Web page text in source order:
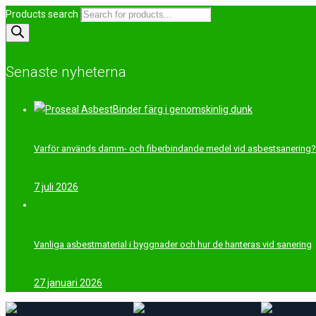
Products search
Senaste nyheterna
Varför används damm- och fiberbindande medel vid
7 juli 2026
Vanliga asbestmaterial i byggnader och hur de hanteras vid sanering
27 januari 2026